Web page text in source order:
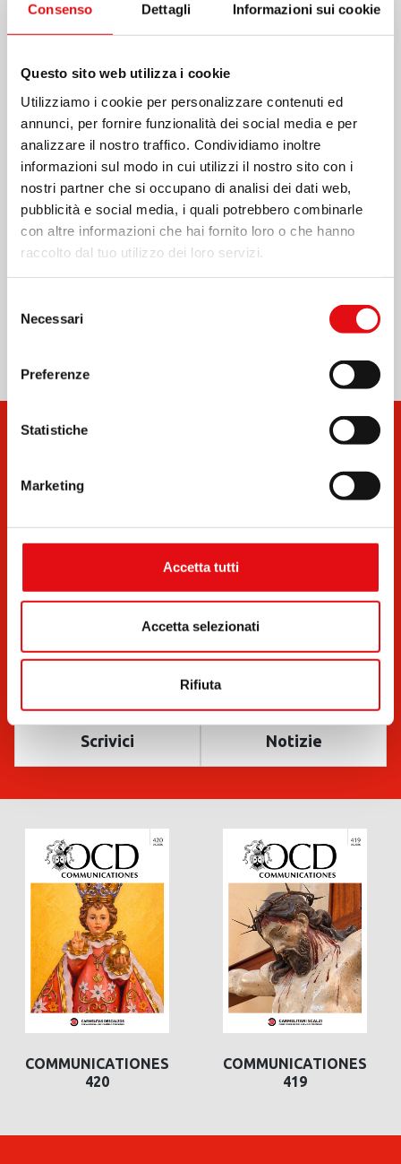
Consenso Dettagli Informazioni sui cookie
Questo sito web utilizza i cookie
Utilizziamo i cookie per personalizzare contenuti ed
annunci, per fornire funzionalità dei social media e per
analizzare il nostro traffico. Condividiamo inoltre
informazioni sul modo in cui utilizzi il nostro sito con i
nostri partner che si occupano di analisi dei dati web,
pubblicità e social media, i quali potrebbero combinarle
con altre informazioni che hai fornito loro o che hanno
raccolto dal tuo utilizzo dei loro servizi.
delNecessari
Preferenze
Statistiche
Marketing
Accetta tutti
Accetta selezionati
Rifiuta
Page1 /4 Zoom100%
Scrivici Notizie
COMMUNICATIONES
420
COMMUNICATIONES
419